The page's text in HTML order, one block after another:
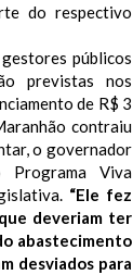
do respectivo
públicos
previstas nos
de R$ 3
contraiu
o governador
Viva
“Ele fez
deveriam ter
abastecimento
desviados para